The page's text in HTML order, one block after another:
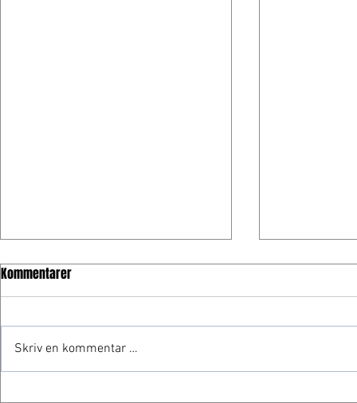
Frogner gjør
Kommentarer
Skriv en kommentar …